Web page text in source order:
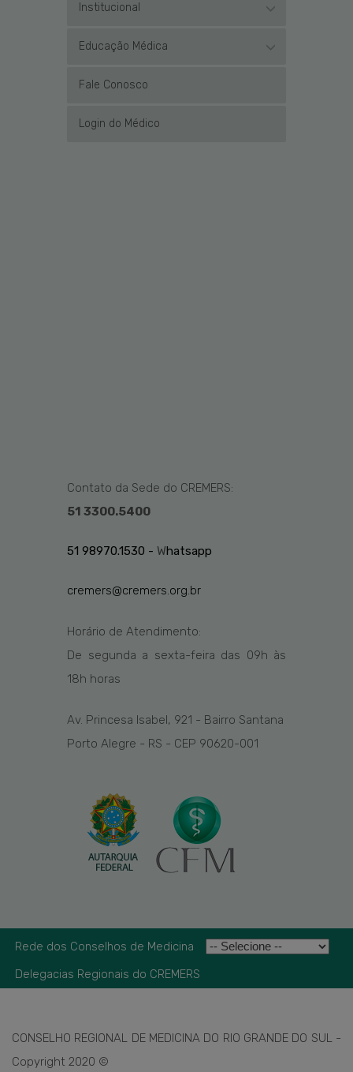
Institucional
Educação Médica
Fale Conosco
Login do Médico
Contato da Sede do CREMERS:
51 3300.5400
51 98970.1530 - Whatsapp
cremers@cremers.org.br
Horário de Atendimento:
De segunda a sexta-feira das 09h às
18h horas
Av. Princesa Isabel, 921 - Bairro Santana
Porto Alegre - RS - CEP 90620-001
Rede dos Conselhos de Medicina
Delegacias Regionais do CREMERS
CONSELHO REGIONAL DE MEDICINA DO RIO GRANDE DO SUL -
Copyright 2020 ©